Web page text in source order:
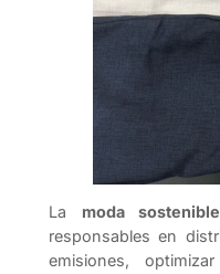
La moda sostenible
responsables en
emisiones,